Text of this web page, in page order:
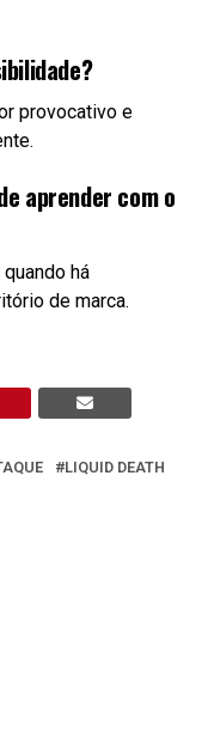
provocativo e
aprender com o
há
de marca.
LIQUID DEATH